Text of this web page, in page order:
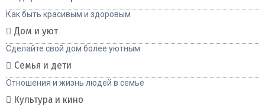
Как быть красивым и здоровым
Дом и уют
Сделайте свой дом более уютным
Семья и дети
Отношения и жизнь людей в семье
Культура и кино